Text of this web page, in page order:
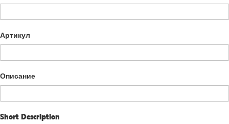
Артикул
Описание
Short Description